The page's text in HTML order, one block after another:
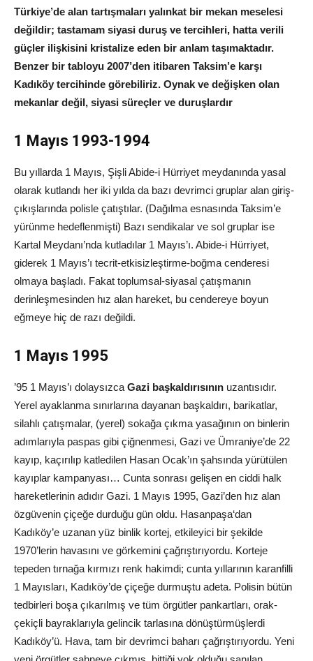
Türkiye’de alan tartışmaları yalınkat bir mekan meselesi
değildir; tastamam siyasi duruş ve tercihleri, hatta verili
güçler ilişkisini kristalize eden bir anlam taşımaktadır.
Benzer bir tabloyu 2007’den itibaren Taksim’e karşı
Kadıköy tercihinde görebiliriz. Oynak ve değişken olan
mekanlar değil, siyasi süreçler ve duruşlardır
1 Mayıs 1993-1994
Bu yıllarda 1 Mayıs, Şişli Abide-i Hürriyet meydanında yasal
olarak kutlandı her iki yılda da bazı devrimci gruplar alan giriş-
çıkışlarında polisle çatıştılar. (Dağılma esnasında Taksim’e
yürünme hedeflenmişti) Bazı sendikalar ve sol gruplar ise
Kartal Meydanı’nda kutladılar 1 Mayıs’ı. Abide-i Hürriyet,
giderek 1 Mayıs’ı tecrit-etkisizleştirme-boğma cenderesi
olmaya başladı. Fakat toplumsal-siyasal çatışmanın
derinleşmesinden hız alan hareket, bu cendereye boyun
eğmeye hiç de razı değildi.
1 Mayıs 1995
’95 1 Mayıs’ı dolaysızca Gazi başkaldırısının uzantısıdır.
Yerel ayaklanma sınırlarına dayanan başkaldırı, barikatlar,
silahlı çatışmalar, (yerel) sokağa çıkma yasağının on binlerin
adımlarıyla paspas gibi çiğnenmesi, Gazi ve Ümraniye’de 22
kayıp, kaçırılıp katledilen Hasan Ocak’ın şahsında yürütülen
kayıplar kampanyası… Cunta sonrası gelişen en ciddi halk
hareketlerinin adıdır Gazi. 1 Mayıs 1995, Gazi’den hız alan
özgüvenin çiçeğe durduğu gün oldu. Hasanpaşa‘dan
Kadıköy’e uzanan yüz binlik kortej, etkileyici bir şekilde
1970’lerin havasını ve görkemini çağrıştırıyordu. Korteje
tepeden tırnağa kırmızı renk hakimdi; cunta yıllarının karanfilli
1 Mayısları, Kadıköy’de çiçeğe durmuştu adeta. Polisin bütün
tedbirleri boşa çıkarılmış ve tüm örgütler pankartları, orak-
çekiçli bayraklarıyla gelincik tarlasına dönüştürmüşlerdi
Kadıköy’ü. Hava, tam bir devrimci baharı çağrıştırıyordu. Yeni